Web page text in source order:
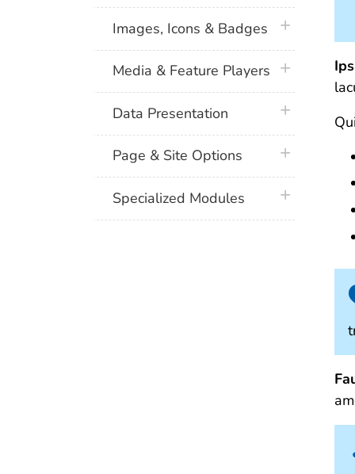
Images, Icons & Badges plus icon
Media & Feature Players plus icon
Data Presentation plus icon
Page & Site Options plus icon
Specialized Modules plus icon